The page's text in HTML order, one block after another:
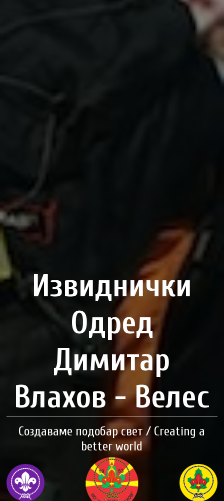
Извиднички
Одред
Димитар
Влахов - Велес
Создаваме подобар свет / Creating a
better world